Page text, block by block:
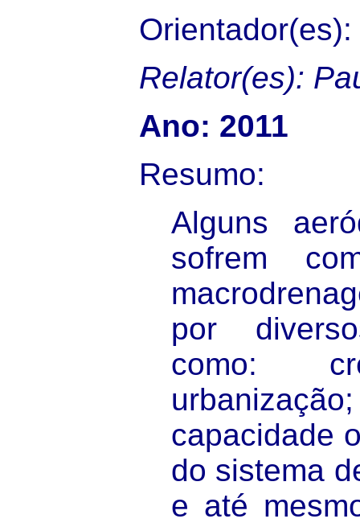
Relator(es):
Ano: 2011
Resumo:
Alguns
sofrem
por
como:
capacidade
do sistema
e até